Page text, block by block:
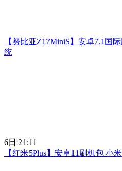
【努比亚Z17MiniS】安卓7.1国
统
6日 21:11
【红米5Plus】安卓11刷机包 小